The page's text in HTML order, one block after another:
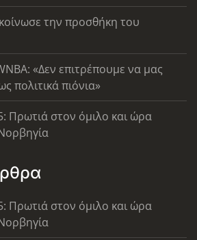
την προσθήκη του
«Δεν επιτρέπουμε να μας
πολιτικά πιόνια»
Πρωτιά στον όμιλο και ώρα
Πρωτιά στον όμιλο και ώρα